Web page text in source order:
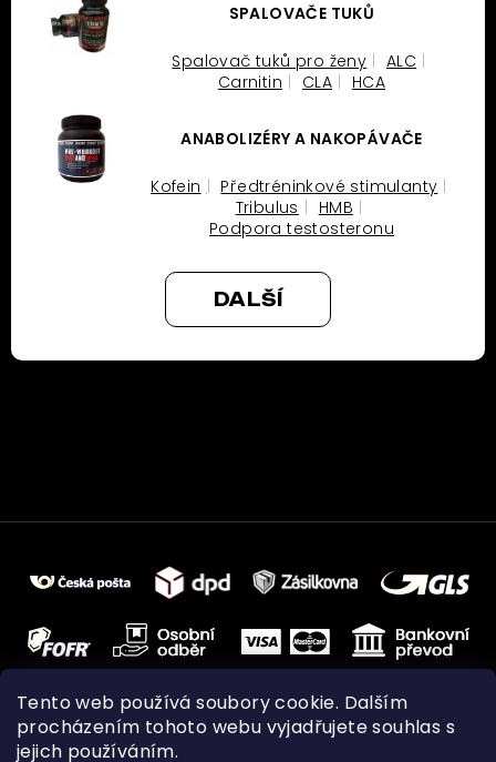
Tento web používá soubory cookie. Dalším
procházením tohoto webu vyjadřujete souhlas s
jejich používáním.
SPALOVAČE TUKŮ
Spalovač tuků pro ženy
ALC
Carnitin
CLA HCA
ANABOLIZÉRY A NAKOPÁVAČE
Kofein
Předtréninkové stimulanty
Tribulus
HMB
Podpora testosteronu
DALŠÍ